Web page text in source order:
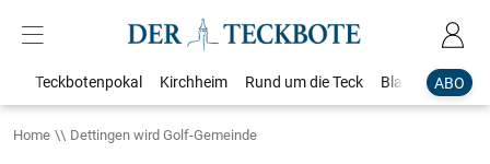
ABO
Teckbotenpokal Kirchheim Rund um die Teck Blaulicht
Home Dettingen wird Golf-Gemeinde